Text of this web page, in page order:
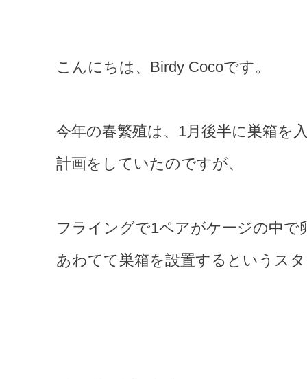
こんにちは、Birdy Cocoです。
今年の春繁殖は、1月後半に巣箱を
計画をしていたのですが、
フライングで1ペアがケージの中で
あわてて巣箱を設置するというス